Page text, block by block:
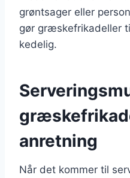
grøntsager eller
gør græskefrikadeller
kedelig.
anretning
Når det kommer til